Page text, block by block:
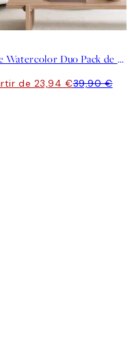
Beige Watercolor Duo Pack de posters
de 23,94 €39,90 €